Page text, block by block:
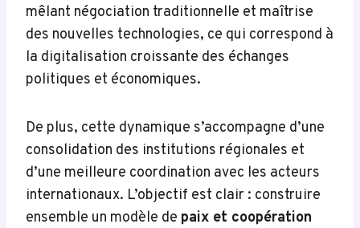
mêlant négociation traditionnelle et maîtrise
des nouvelles technologies, ce qui correspond à
la digitalisation croissante des échanges
politiques et économiques.
De plus, cette dynamique s’accompagne d’une
consolidation des institutions régionales et
d’une meilleure coordination avec les acteurs
internationaux. L’objectif est clair : construire
ensemble un modèle de paix et coopération